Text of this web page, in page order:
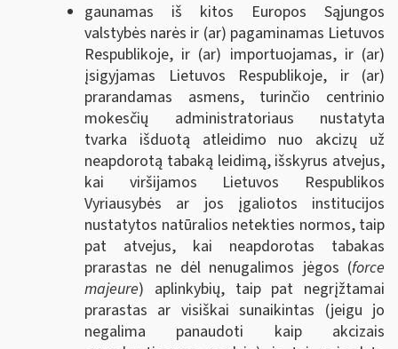
gaunamas iš kitos Europos Sąjungos
valstybės narės ir (ar) pagaminamas Lietuvos
Respublikoje, ir (ar) importuojamas, ir (ar)
įsigyjamas Lietuvos Respublikoje, ir (ar)
prarandamas asmens, turinčio centrinio
mokesčių administratoriaus nustatyta
tvarka išduotą atleidimo nuo akcizų už
neapdorotą tabaką leidimą, išskyrus atvejus,
kai viršijamos Lietuvos Respublikos
Vyriausybės ar jos įgaliotos institucijos
nustatytos natūralios netekties normos, taip
pat atvejus, kai neapdorotas tabakas
prarastas ne dėl nenugalimos jėgos (force
majeure) aplinkybių, taip pat negrįžtamai
prarastas ar visiškai sunaikintas (jeigu jo
negalima panaudoti kaip akcizais